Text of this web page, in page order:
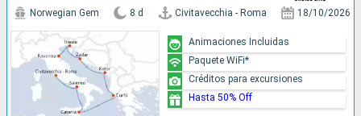
Norwegian Gem 8 d Civitavecchia - Roma 18/10/2026
Animaciones Incluidas
Paquete WiFi*
Créditos para excursiones
Hasta 50% Off